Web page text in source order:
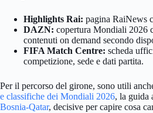
Highlights Rai: pagina RaiNews
DAZN: copertura Mondiali 2026
contenuti on demand secondo
FIFA Match Centre: scheda
competizione, sede e dati partita.
Per il percorso del girone, sono utili
e classifiche dei Mondiali 2026, la guida
Bosnia-Qatar, decisive per capire cosa